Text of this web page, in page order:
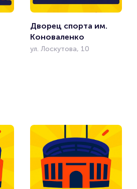
Дворец спорта им.
Коноваленко
ул. Лоскутова, 10